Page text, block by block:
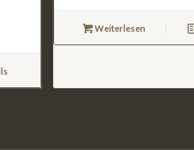
Weiterlesen